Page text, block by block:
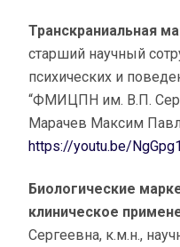
Транскраниальная
старший научный
психических и
“ФМИЦПН им. В.П.
Марачев Максим
https://youtu.be/
Биологические
клиническое
Сергеевна, к.м.н.,